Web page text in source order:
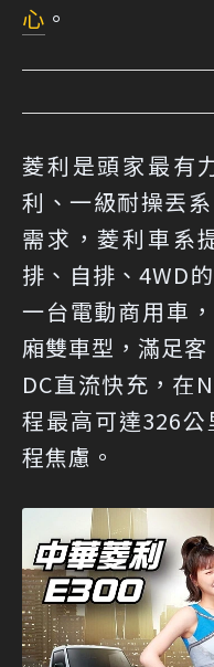
心 。
菱利是頭家最有
利、一級耐操丟
需求，菱利車系
排、自排、4WD
一台電動商用車
廂雙車型，滿足
DC直流快充，在
程最高可達326
程焦慮。